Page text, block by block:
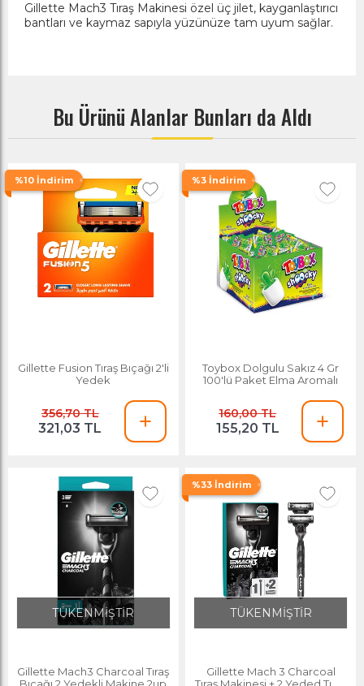
Gillette Mach3 Tıraş Makinesi özel üç jilet, kayganlaştırıcı
bantları ve kaymaz sapıyla yüzünüze tam uyum sağlar.
Bu Ürünü Alanlar Bunları da Aldı
%10 İndirim
Gillette Fusion Tıraş Bıçağı 2'li
Yedek
356,70 TL
321,03 TL
%3 İndirim
Toybox Dolgulu Sakız 4 Gr
100'lü Paket Elma Aromalı
160,00 TL
155,20 TL
TÜKENMİŞTİR
Gillette Mach3 Charcoal Tıraş
%33 İndirim
TÜKENMİŞTİR
Gillette Mach 3 Charcoal